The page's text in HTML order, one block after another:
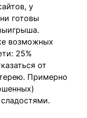
у
готовы
возможных
25%
от
Примерно